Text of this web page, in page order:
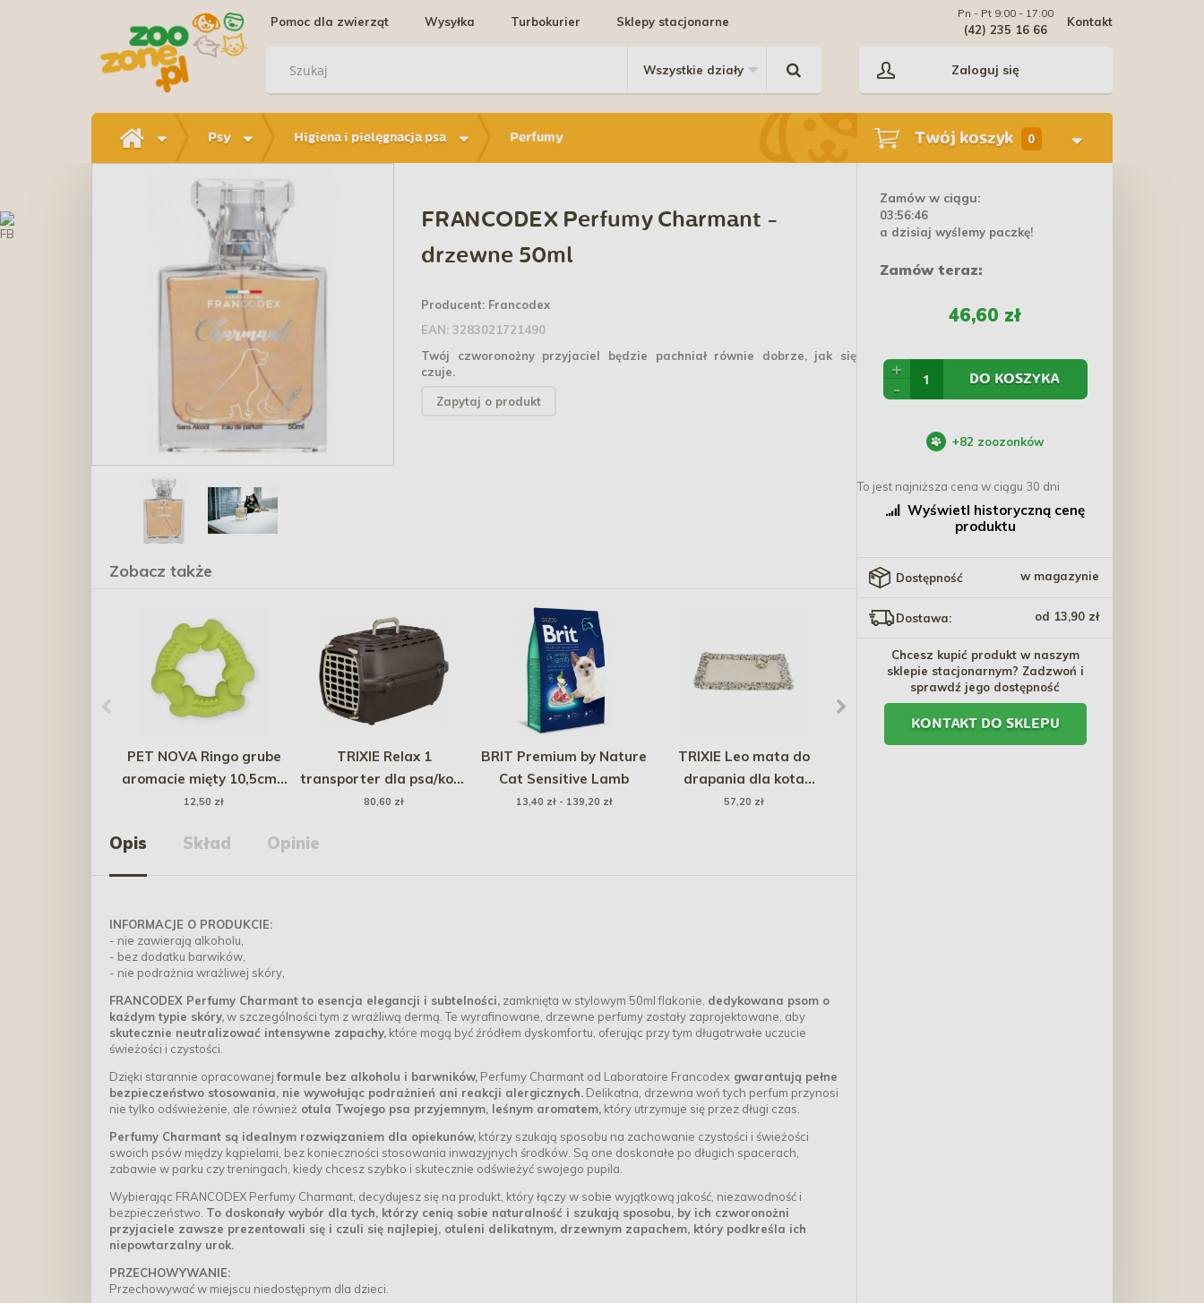
Pomoc dla zwierząt Wysyłka Turbokurier Sklepy stacjonarne Kontakt
Pn - Pt 9:00 - 17:00
(42) 235 16 66
Zaloguj się
Psy Higiena i pielęgnacja psa Perfumy Twój koszyk 0
FRANCODEX Perfumy Charmant -
drzewne 50ml
Producent: Francodex
EAN: 3283021721490
Twój czworonożny przyjaciel będzie pachniał równie dobrze, jak się
czuje.
Zapytaj o produkt
Zobacz także
PET NOVA Ringo grube
aromacie mięty 10,5cm -
żółte
12,50 zł
TRIXIE Relax 1
transporter dla psa/kota
XS: 32 x 30 x 48 cm do
80,60 zł
BRIT Premium by Nature
Cat Sensitive Lamb
13,40 zł - 139,20 zł
TRIXIE Leo mata do
drapania dla kota
kremowa 55 x 35cm
57,20 zł
Opis Skład Opinie
INFORMACJE O PRODUKCIE:
- nie zawierają alkoholu,
- bez dodatku barwików,
- nie podrażnia wrażliwej skóry,
FRANCODEX Perfumy Charmant to esencja elegancji i subtelności, zamknięta w stylowym 50ml flakonie, dedykowana psom o
każdym typie skóry,w szczególności tym z wrażliwą dermą. Te wyrafinowane, drzewne perfumy zostały zaprojektowane, aby
skutecznie neutralizować intensywne zapachy, które mogą być źródłem dyskomfortu, oferując przy tym długotrwałe uczucie
świeżości i czystości.
Dzięki starannie opracowanejformule bez alkoholu i barwników, Perfumy Charmant od Laboratoire Francodex gwarantują pełne
bezpieczeństwo stosowania, nie wywołując podrażnień ani reakcji alergicznych. Delikatna, drzewna woń tych perfum przynosi
nie tylko odświeżenie, ale również otula Twojego psa przyjemnym, leśnym aromatem, który utrzymuje się przez długi czas.
Perfumy Charmant są idealnym rozwiązaniem dla opiekunów, którzy szukają sposobu na zachowanie czystości i świeżości
swoich psów między kąpielami, bez konieczności stosowania inwazyjnych środków. Są one doskonałe po długich spacerach,
zabawie w parku czy treningach, kiedy chcesz szybko i skutecznie odświeżyć swojego pupila.
Wybierając FRANCODEX Perfumy Charmant, decydujesz się na produkt, który łączy w sobie wyjątkową jakość, niezawodność i
bezpieczeństwo. To doskonały wybór dla tych, którzy cenią sobie naturalność i szukają sposobu, by ich czworonożni
przyjaciele zawsze prezentowali się i czuli się najlepiej, otuleni delikatnym, drzewnym zapachem, który podkreśla ich
niepowtarzalny urok.
PRZECHOWYWANIE:
Przechowywać w miejscu niedostępnym dla dzieci.
Zamów w ciągu:
03:56:45
a dzisiaj wyślemy paczkę!
Zamów teraz:
46,60 zł
+
-
DO KOSZYKA
+82 zoozonków
To jest najniższa cena w ciągu 30 dni
Wyświetl historyczną cenę
produktu
Dostępność w magazynie
Dostawa: od 13,90 zł
Chcesz kupić produkt w naszym
sklepie stacjonarnym? Zadzwoń i
sprawdź jego dostępność
KONTAKT DO SKLEPU